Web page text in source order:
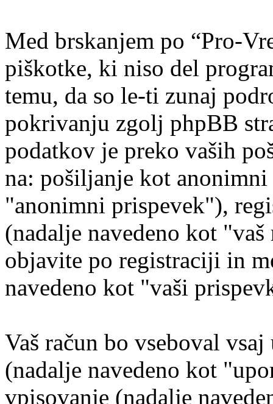
Med brskanjem po “Pro-
piškotke, ki niso del
temu, da so le-ti zunaj
pokrivanju zgolj phpBB
podatkov je preko vaših
na: pošiljanje kot
"anonimni prispevek"),
(nadalje navedeno kot
objavite po registraciji in
navedeno kot "vaši
Vaš račun bo vseboval
(nadalje navedeno kot
vpisovanje (nadalje